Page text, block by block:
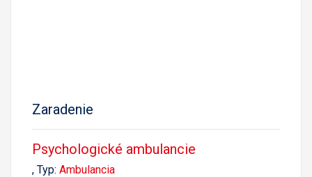
Zaradenie
Psychologické ambulancie
, Typ: Ambulancia